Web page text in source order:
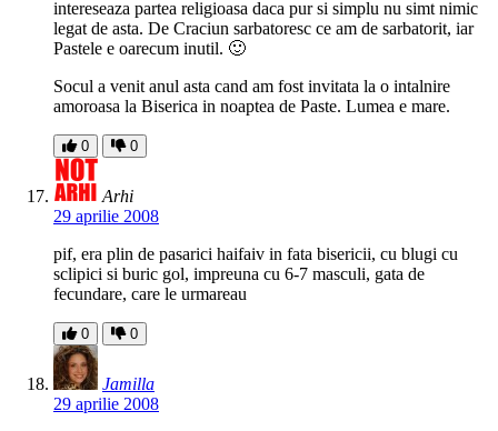
intereseaza partea religioasa daca pur si simplu nu simt nimic
legat de asta. De Craciun sarbatoresc ce am de sarbatorit, iar
Pastele e oarecum inutil. 🙂
Socul a venit anul asta cand am fost invitata la o intalnire
amoroasa la Biserica in noaptea de Paste. Lumea e mare.
0 0
Arhi
29 aprilie 2008
pif, era plin de pasarici haifaiv in fata bisericii, cu blugi cu
sclipici si buric gol, impreuna cu 6-7 masculi, gata de
fecundare, care le urmareau
0 0
Jamilla
29 aprilie 2008